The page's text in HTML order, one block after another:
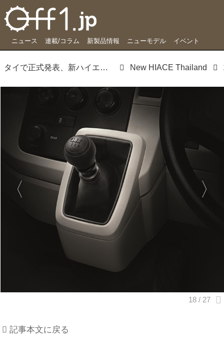
ニュース 連載/コラム 新製品情報 ニューモデル イベント
タイで正式発表、新ハイエースの詳細が明らかに。日本円で350〜450万円でデビュー New HIACE Thailand
記事本文に戻る